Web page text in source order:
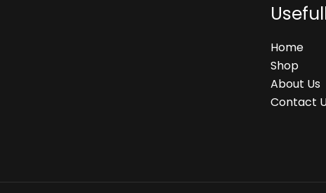
Home
Shop
About Us
Contact